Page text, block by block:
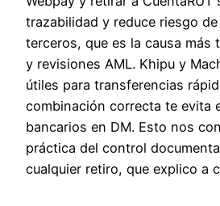
trazabilidad y reduce riesgo
terceros, que es la causa más
y revisiones AML. Khipu y
útiles para transferencias
combinación correcta te evita
bancarios en DM. Esto nos
práctica del control
cualquier retiro, que explico a